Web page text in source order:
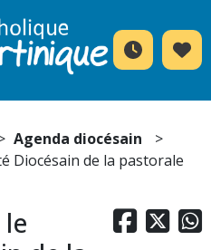
Agenda diocésain
Diocésain de la pastorale
  